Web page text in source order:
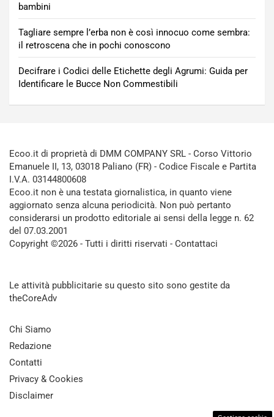
bambini
Tagliare sempre l’erba non è così innocuo come sembra:
il retroscena che in pochi conoscono
Decifrare i Codici delle Etichette degli Agrumi: Guida per
Identificare le Bucce Non Commestibili
Ecoo.it di proprietà di DMM COMPANY SRL - Corso Vittorio
Emanuele II, 13, 03018 Paliano (FR) - Codice Fiscale e Partita
I.V.A. 03144800608
Ecoo.it non è una testata giornalistica, in quanto viene
aggiornato senza alcuna periodicità. Non può pertanto
considerarsi un prodotto editoriale ai sensi della legge n. 62
del 07.03.2001
Copyright ©2026 - Tutti i diritti riservati - Contattaci
Le attività pubblicitarie su questo sito sono gestite da
theCoreAdv
Chi Siamo
Redazione
Contatti
Privacy & Cookies
Disclaimer